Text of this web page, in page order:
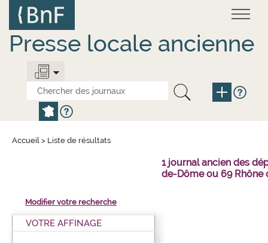
contenu
principal
Presse locale ancienne
Accueil > Liste de résultats
1 journal ancien des
de-Dôme ou 69 Rhône
Modifier votre recherche
VOTRE AFFINAGE
Panneau de gestion des cookies